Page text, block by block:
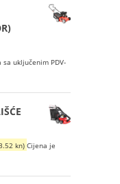
€399.00
uključenim PDV-
kn) Trenutna
je:
Cijena je